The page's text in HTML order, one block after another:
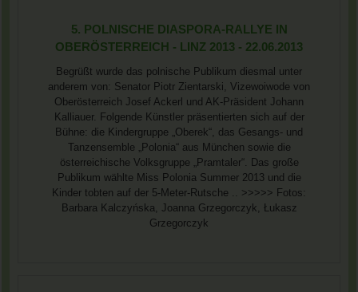
5. POLNISCHE DIASPORA-RALLYE IN
OBERÖSTERREICH - LINZ 2013 - 22.06.2013
Begrüßt wurde das polnische Publikum diesmal unter
anderem von: Senator Piotr Zientarski, Vizewoiwode von
Oberösterreich Josef Ackerl und AK-Präsident Johann
Kalliauer. Folgende Künstler präsentierten sich auf der
Bühne: die Kindergruppe „Oberek“, das Gesangs- und
Tanzensemble „Polonia“ aus München sowie die
österreichische Volksgruppe „Pramtaler“. Das große
Publikum wählte Miss Polonia Summer 2013 und die
Kinder tobten auf der 5-Meter-Rutsche .. >>>>> Fotos:
Barbara Kalczyńska, Joanna Grzegorczyk, Łukasz
Grzegorczyk